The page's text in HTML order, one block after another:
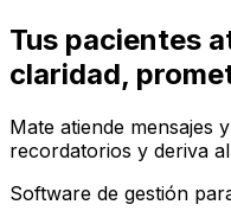
Tus pacientes
claridad,
Mate atiende mensajes
recordatorios y deriva
Software de gestión